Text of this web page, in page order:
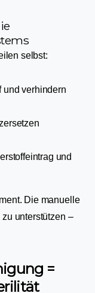
selbst:
und verhindern
und
Die manuelle
unterstützen –
=